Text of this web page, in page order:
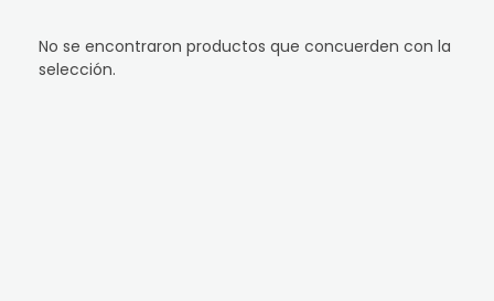
No se encontraron productos que concuerden con la
selección.